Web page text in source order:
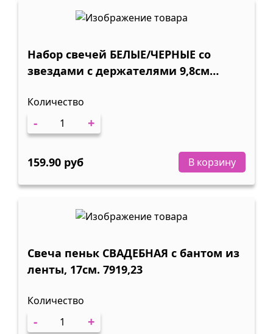
Набор свечей БЕЛЫЕ/ЧЕРНЫЕ со
звездами с держателями 9,8см
Количество
- +
159.90 руб В корзину
Свеча пеньк СВАДЕБНАЯ с бантом из
ленты, 17см. 7919,23
Количество
- +